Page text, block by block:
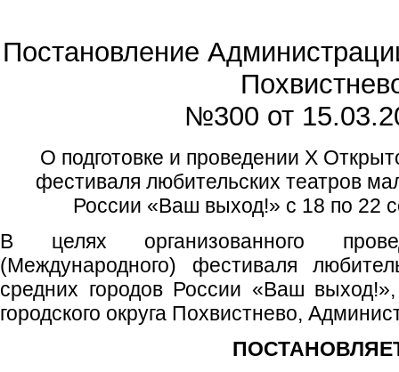
Постановление
№300 от
О подготовке и проведении X
фестиваля любительских театров
России «Ваш выход!» с 18 по 22
В целях организованного
(Международного) фестиваля
средних городов России «Ваш выход!»,
городского округа Похвистнево,